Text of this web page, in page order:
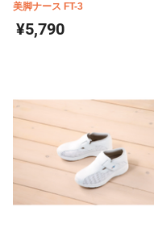
美脚ナース FT-3
¥5,790